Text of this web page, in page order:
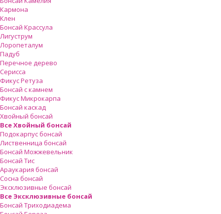
Кармона
Клен
Бонсай Крассула
Лигуструм
Лоропеталум
Падуб
Перечное дерево
Серисса
Фикус Ретуза
Бонсай с камнем
Фикус Микрокарпа
Бонсай каскад
Хвойный бонсай
Все Хвойный бонсай
Подокарпус бонсай
Лиственница бонсай
Бонсай Можжевельник
Бонсай Тис
Араукария бонсай
Сосна бонсай
Эксклюзивные бонсай
Все Эксклюзивные бонсай
Бонсай Триходиадема